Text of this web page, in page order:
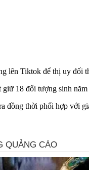
lên Tiktok để thị uy đối
18 đối tượng sinh
thời phối hợp với